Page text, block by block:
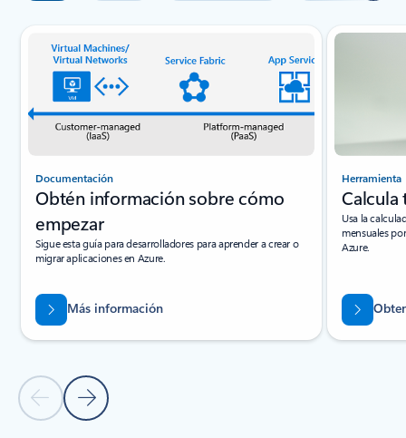
Indicador {0} de {1} diapositivas
Diapositiva anterior
Diapositiva siguiente
Documentación
Obtén información sobre cómo
empezar
Sigue esta guía para desarrolladores para aprender a crear o
migrar aplicaciones en Azure.
Más información
Herramienta
Calcula
Usa la
mensuales
Azure.